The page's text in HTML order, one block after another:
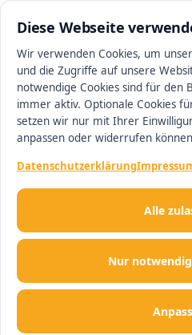
Diese Webseite
Wir verwenden Cookies, um
und die Zugriffe auf unsere
notwendige Cookies sind für den
immer aktiv. Optionale Cookies
setzen wir nur mit Ihrer
anpassen oder widerrufen
Datenschutzerklärung
Nur
Alle